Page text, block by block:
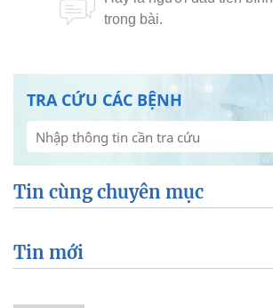
TRA CỨU CÁC BỆNH
Tin cùng chuyên mục
Tin mới